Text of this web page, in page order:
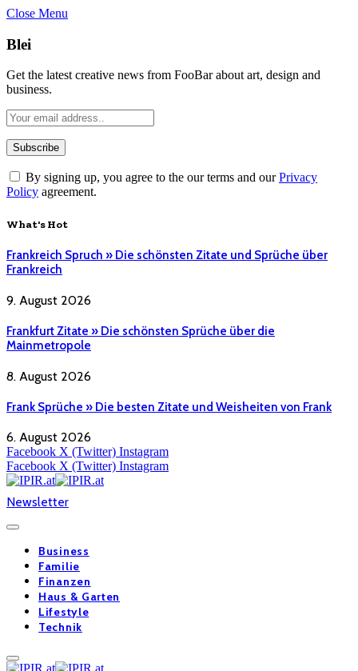
Close Menu
Blei
Get the latest creative news from FooBar about art, design and
business.
By signing up, you agree to the our terms and ourPrivacy
Policy agreement.
What's Hot
Frankreich Spruch » Die schönsten Zitate und Sprüche über
Frankreich
9. August 2026
Frankfurt Zitate » Die schönsten Sprüche über die
Mainmetropole
8. August 2026
Frank Sprüche » Die besten Zitate und Weisheiten von Frank
6. August 2026
Facebook X (Twitter) Instagram
Facebook X (Twitter) Instagram
Newsletter
Business
Familie
Finanzen
Haus & Garten
Lifestyle
Technik